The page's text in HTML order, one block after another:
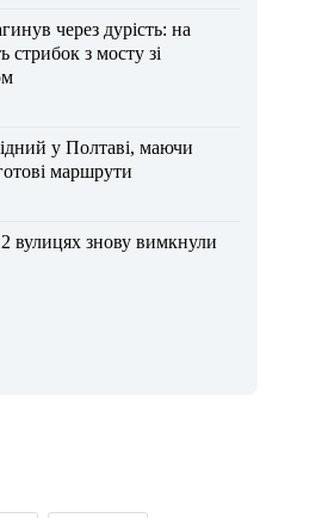
через дурість: на
стрибок з мосту зі
у Полтаві, маючи
маршрути
вулицях знову вимкнули